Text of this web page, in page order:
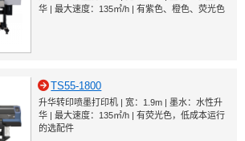
华 | 最大速度：135㎡/h | 有紫色、橙色、荧光色
TS55-1800
升华转印喷墨打印机 | 宽：1.9m | 墨水：水性升
华 | 最大速度：135㎡/h | 有荧光色，低成本运行
的选配件